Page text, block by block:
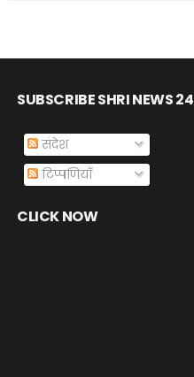
SUBSCRIBE SHRI NEWS 24
संदेश
टिप्पणियाँ
CLICK NOW